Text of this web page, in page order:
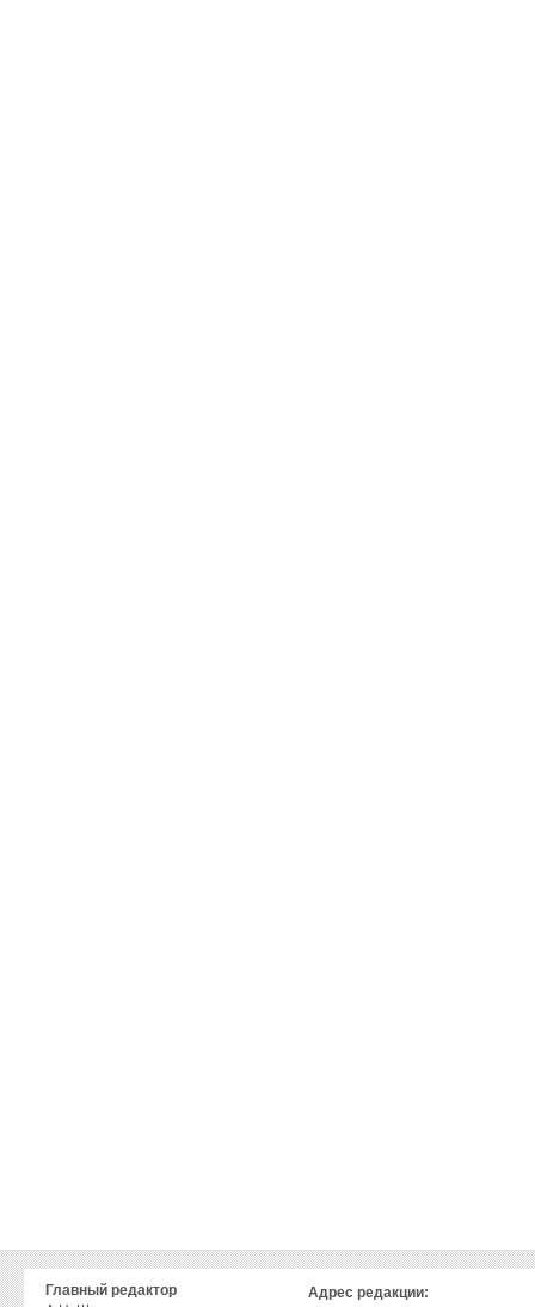
Главный редактор
Адрес редакции: